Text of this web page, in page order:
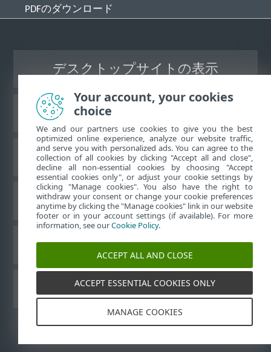
PDFのダウンロード
デスクトップサイトの表示
ESETナレッジベース
ESETフォーラム
地域サポート
Cookieの管理
ESETユーザーガイド
©1992-2026ESET, spol. s r.o. - All rights reserved.
Your account, your cookies
choice
We and our partners use cookies to give you the best
optimized online experience, analyze our website traffic,
and serve you with personalized ads. You can agree to the
collection of all cookies by clicking "Accept all and close",
decline all non-essential cookies by choosing "Accept
essential cookies only", or adjust your cookie settings by
clicking "Manage cookies". You also have the right to
withdraw your consent or change your cookie preferences
anytime by clicking the "Manage cookies" link in our website
footer or in your account settings (if available). For more
information, see ourCookie Policy.
ACCEPT ALL AND CLOSE
ACCEPT ESSENTIAL COOKIES ONLY
MANAGE COOKIES